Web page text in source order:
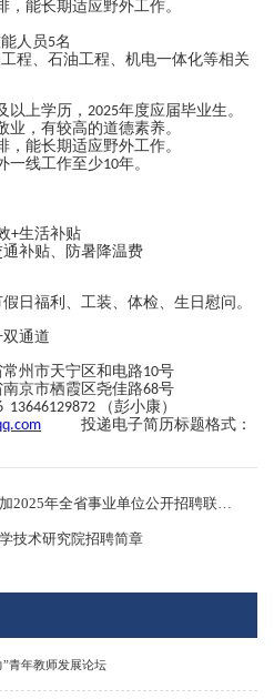
，能长期适应野外工作。
人员5名
程、石油工程、机电一体化等相关
以上学历， 2025年度应届毕业生。
业，有较高的道德素养。
，能长期适应野外工作。
一线工作至少10年。
+生活补贴
补贴、防暑降温费
日福利、工装、体检、生日慰问。
通道
州市天宁区和电路10号
京市栖霞区尧佳路68号
13646129872
（彭小康）
投递电子简历标题格式：
上一篇：河南省地质研究院参加2025年全省事业单位公开招聘联考公告
技术研究院招聘简章
青年教师发展论坛